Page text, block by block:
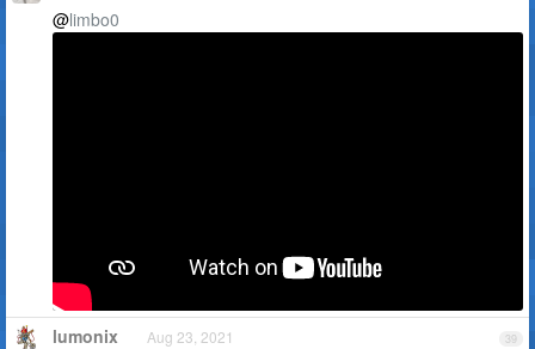
@limbo0
39
lumonix Aug 23, 2021